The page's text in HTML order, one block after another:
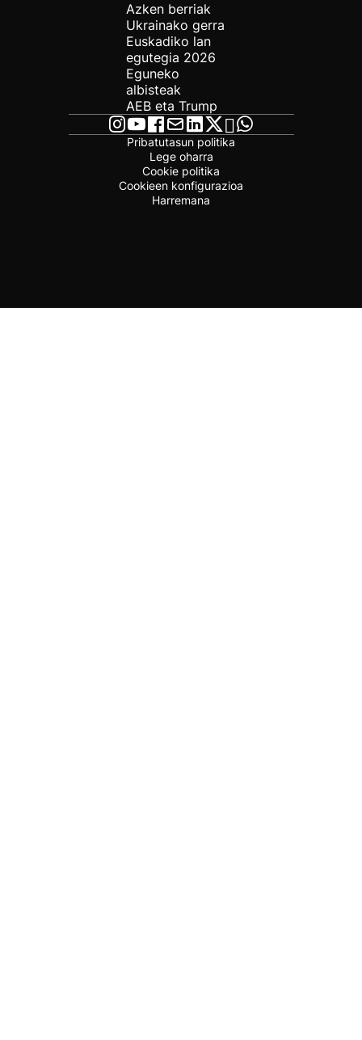
Azken berriak
Ukrainako gerra
Euskadiko lan
egutegia 2026
Eguneko
albisteak
AEB eta Trump
Pribatutasun politika
Lege oharra
Cookie politika
Cookieen konfigurazioa
Harremana